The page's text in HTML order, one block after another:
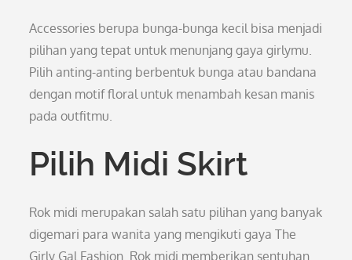
Accessories berupa bunga-bunga kecil bisa menjadi
pilihan yang tepat untuk menunjang gaya girlymu.
Pilih anting-anting berbentuk bunga atau bandana
dengan motif floral untuk menambah kesan manis
pada outfitmu.
Pilih Midi Skirt
Rok midi merupakan salah satu pilihan yang banyak
digemari para wanita yang mengikuti gaya The
Girly Gal Fashion. Rok midi memberikan sentuhan